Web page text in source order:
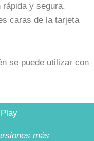
y segura.
caras de la tarjeta
se puede utilizar con
más